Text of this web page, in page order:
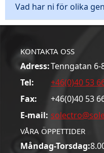
Vad har ni för olika
KONTAKTA OSS
Adress:Tenngatan 6-
Tel:
+46(0)40 53
Fax:
+46(0)40 53
E-mail:
VÅRA ÖPPETTIDER
Måndag-Torsdag: